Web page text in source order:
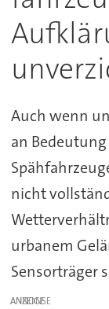
Auch wenn
an
nicht
urbanem
Sensorträger
ANZEIGE